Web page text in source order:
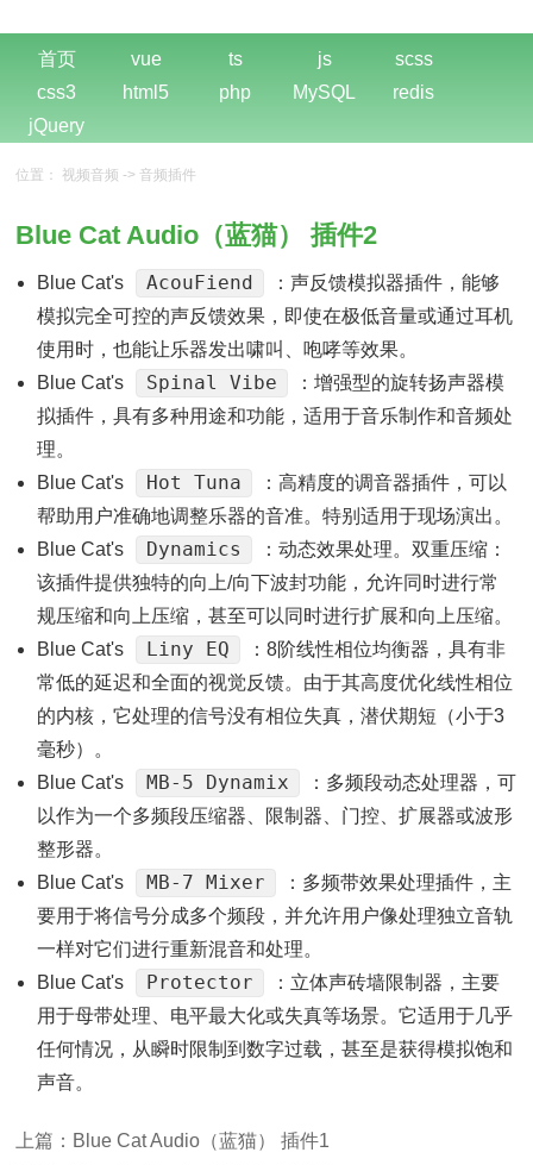
首页 vue ts js
scss
css3
html5 php MySQL
redis
jQuery
位置： 视频音频 ->音频插件
Blue Cat Audio（蓝猫） 插件2
Blue Cat's AcouFiend
：声反馈模拟器插件，能够
模拟完全可控的声反馈效果，即使在极低音量或通过耳机
使用时，也能让乐器发出啸叫、咆哮等效果。
Blue Cat's
Spinal Vibe
：增强型的旋转扬声器模
拟插件，具有多种用途和功能，适用于音乐制作和音频处
理。
Blue Cat's
Hot Tuna
：高精度的调音器插件，可以
帮助用户准确地调整乐器的音准。特别适用于现场演出。
Blue Cat's
Dynamics
：动态效果处理。双重压缩：
该插件提供独特的向上/向下波封功能，允许同时进行常
规压缩和向上压缩，甚至可以同时进行扩展和向上压缩。
Blue Cat's
Liny EQ
：8阶线性相位均衡器，具有非
常低的延迟和全面的视觉反馈。由于其高度优化线性相位
的内核，它处理的信号没有相位失真，潜伏期短（小于3
毫秒）。
Blue Cat's
MB-5 Dynamix
：多频段动态处理器，可
以作为一个多频段压缩器、限制器、门控、扩展器或波形
整形器。
Blue Cat's
MB-7 Mixer
：多频带效果处理插件，主
要用于将信号分成多个频段，并允许用户像处理独立音轨
一样对它们进行重新混音和处理。
Blue Cat's
Protector
：立体声砖墙限制器，主要
用于母带处理、电平最大化或失真等场景。它适用于几乎
任何情况，从瞬时限制到数字过载，甚至是获得模拟饱和
声音。
上篇： Blue Cat Audio（蓝猫） 插件1